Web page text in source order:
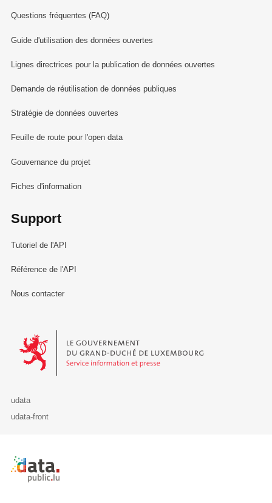
Questions fréquentes (FAQ)
Guide d'utilisation des données ouvertes
Lignes directrices pour la publication de données ouvertes
Demande de réutilisation de données publiques
Stratégie de données ouvertes
Feuille de route pour l'open data
Gouvernance du projet
Fiches d'information
Support
Tutoriel de l'API
Référence de l'API
Nous contacter
Le Gouvernement du Grand-Duché de Luxembourg - Service
udata
udata-front
Retour à l'accueil de data.public.lu